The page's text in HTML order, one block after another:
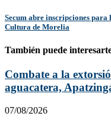
Secum abre inscripciones para
Cultura de Morelia
También puede
Combate a la
aguacatera,
07/08/2026